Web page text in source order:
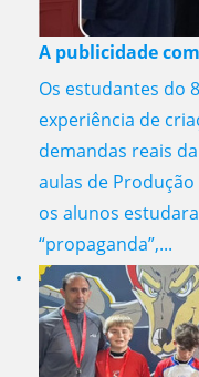
A publicidade
Os estudantes do
experiência de
demandas reais
aulas de
os alunos
“propaganda”,...